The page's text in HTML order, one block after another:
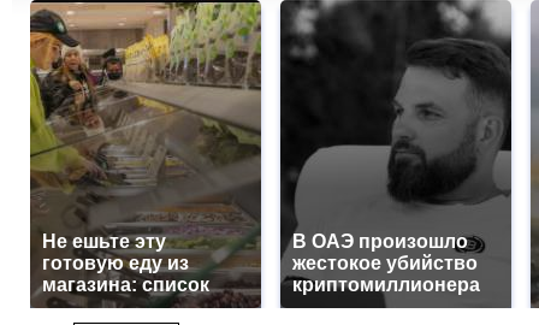
Не ешьте эту
готовую еду из
магазина: список
В ОАЭ произошло
жестокое убийство
криптомиллионера